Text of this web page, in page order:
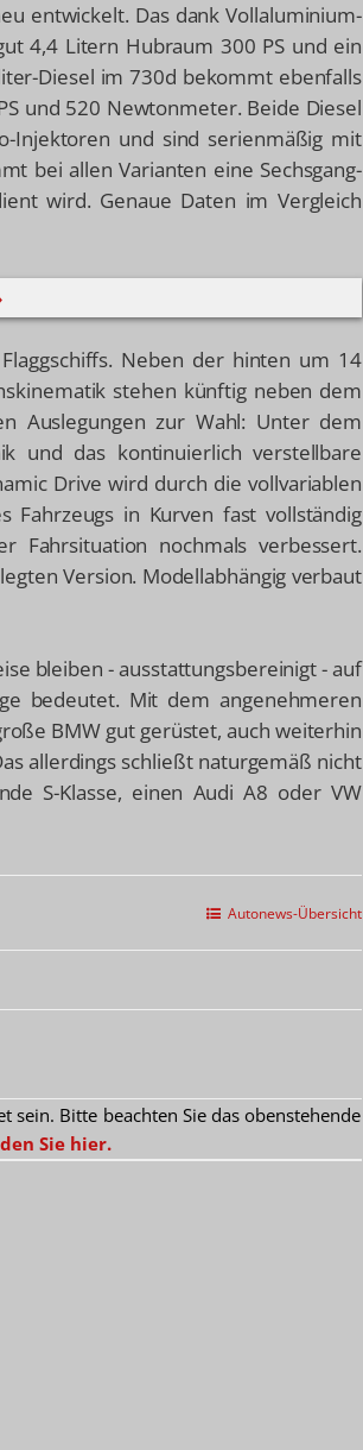
entwickelt. Das dank Vollaluminium-
4,4 Litern Hubraum 300 PS und ein
Diesel im 730d bekommt ebenfalls
und 520 Newtonmeter. Beide Diesel
Injektoren und sind serienmäßig mit
bei allen Varianten eine Sechsgang-
wird. Genaue Daten im Vergleich
Neben der hinten um 14
stehen künftig neben dem
Auslegungen zur Wahl: Unter dem
und das kontinuierlich verstellbare
Drive wird durch die vollvariablen
Fahrzeugs in Kurven fast vollständig
Fahrsituation nochmals verbessert.
Version. Modellabhängig verbaut
bleiben - ausstattungsbereinigt - auf
bedeutet. Mit dem angenehmeren
BMW gut gerüstet, auch weiterhin
allerdings schließt naturgemäß nicht
S-Klasse, einen Audi A8 oder VW
Autonews-Übersicht
Bitte beachten Sie das obenstehende
Sie hier.